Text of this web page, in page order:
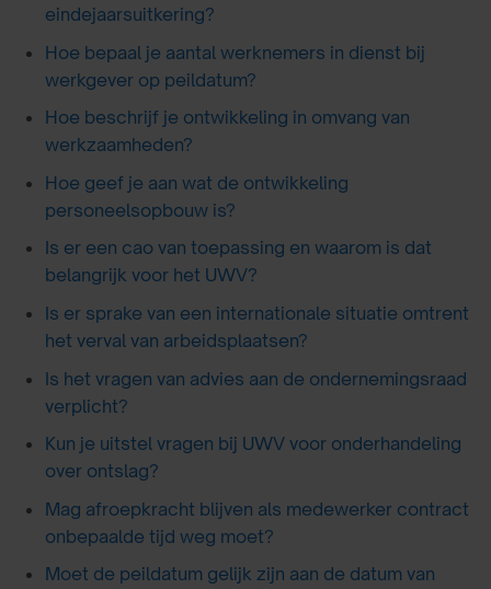
eindejaarsuitkering?
Hoe bepaal je aantal werknemers in dienst bij
werkgever op peildatum?
Hoe beschrijf je ontwikkeling in omvang van
werkzaamheden?
Hoe geef je aan wat de ontwikkeling
personeelsopbouw is?
Is er een cao van toepassing en waarom is dat
belangrijk voor het UWV?
Is er sprake van een internationale situatie omtrent
het verval van arbeidsplaatsen?
Is het vragen van advies aan de ondernemingsraad
verplicht?
Kun je uitstel vragen bij UWV voor onderhandeling
over ontslag?
Mag afroepkracht blijven als medewerker contract
onbepaalde tijd weg moet?
Moet de peildatum gelijk zijn aan de datum van